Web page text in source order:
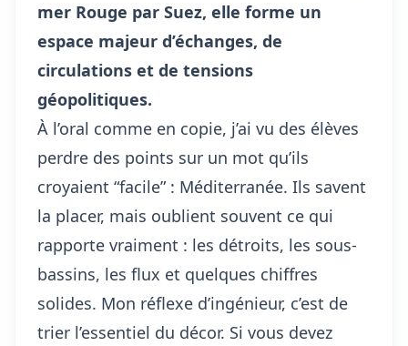
mer Rouge par Suez, elle forme un
espace majeur d’échanges, de
circulations et de tensions
géopolitiques.
À l’oral comme en copie, j’ai vu des élèves
perdre des points sur un mot qu’ils
croyaient “facile” : Méditerranée. Ils savent
la placer, mais oublient souvent ce qui
rapporte vraiment : les détroits, les sous-
bassins, les flux et quelques chiffres
solides. Mon réflexe d’ingénieur, c’est de
trier l’essentiel du décor. Si vous devez